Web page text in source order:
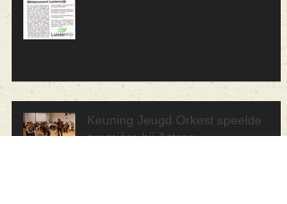
Keuning Jeugd Orkest speelde
première bij Astron